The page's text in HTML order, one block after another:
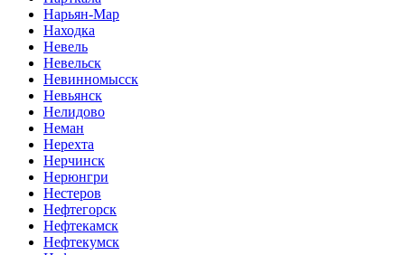
Нарьян-Мар
Находка
Невель
Невельск
Невинномысск
Невьянск
Нелидово
Неман
Нерехта
Нерчинск
Нерюнгри
Нестеров
Нефтегорск
Нефтекамск
Нефтекумск